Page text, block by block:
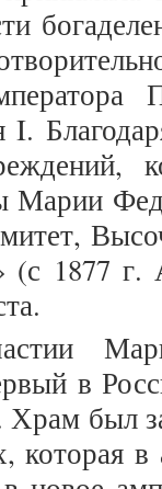
Марии
(с 1877
в
Храм был
в